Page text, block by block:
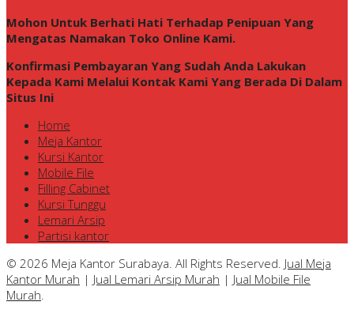
Mohon Untuk Berhati Hati Terhadap Penipuan Yang
Mengatas Namakan Toko Online Kami.
Konfirmasi Pembayaran Yang Sudah Anda Lakukan
Kepada Kami Melalui Kontak Kami Yang Berada Di Dalam
Situs Ini
Home
Meja Kantor
Kursi Kantor
Mobile File
Filling Cabinet
Kursi Tunggu
Lemari Arsip
Partisi kantor
© 2026 Meja Kantor Surabaya. All Rights Reserved. Jual Meja
Kantor Murah | Jual Lemari Arsip Murah | Jual Mobile File
Murah